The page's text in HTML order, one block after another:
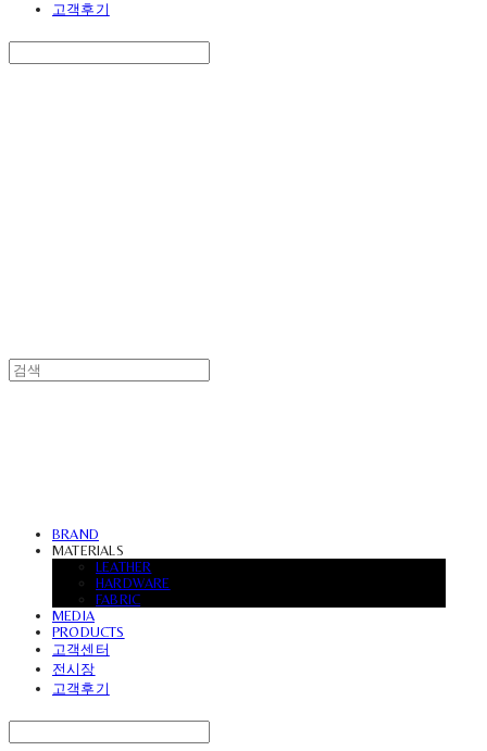
고객후기
BRAND
MATERIALS
LEATHER
HARDWARE
FABRIC
MEDIA
PRODUCTS
고객센터
전시장
고객후기